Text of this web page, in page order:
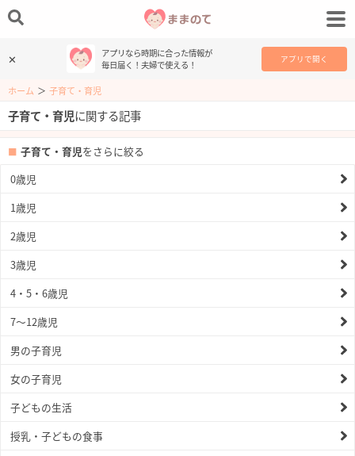
✕
アプリなら時期に合った情報が
毎日届く！夫婦で使える！
アプリで開く
ホーム ＞ 子育て・育児
子育て・育児に関する記事
子育て・育児をさらに絞る
0歳児
1歳児
2歳児
3歳児
4・5・6歳児
7〜12歳児
男の子育児
女の子育児
子どもの生活
授乳・子どもの食事